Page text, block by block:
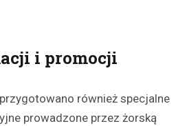
i promocji
również specjalne
prowadzone przez żorską